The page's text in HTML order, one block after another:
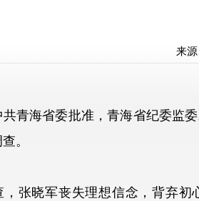
来
海省委批准，青海省纪委监委
。
晓军丧失理想信念，背弃初心